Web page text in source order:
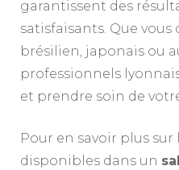
garantissent des
satisfaisants. Que
brésilien, japonais ou
professionnels
et prendre soin de
Pour en savoir plus
disponibles dans un